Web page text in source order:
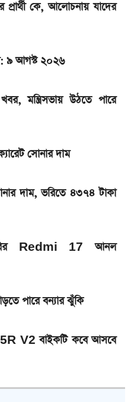
এলো Redmi 17 5G
রেজাল্ট
প্রার্থী কে, আলোচনায় যাদের
৯ আগস্ট ২০২৬
মন্ত্রিসভায় উঠতে পারে
সোনার দাম
দাম, ভরিতে ৪৩৭৪ টাকা
Redmi 17 আনল
পারে বন্যার ঝুঁকি
V2 বাইকটি কবে আসবে